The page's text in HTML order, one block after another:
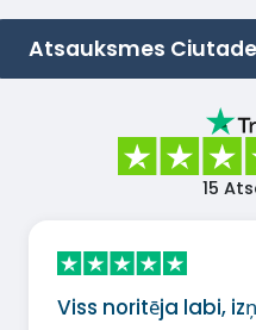
Atsauksmes
15
Viss noritēja labi,